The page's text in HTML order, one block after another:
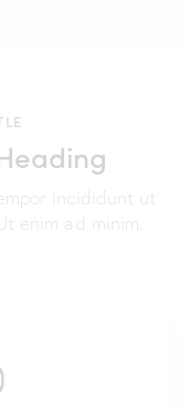
incididunt ut
enim ad minim.